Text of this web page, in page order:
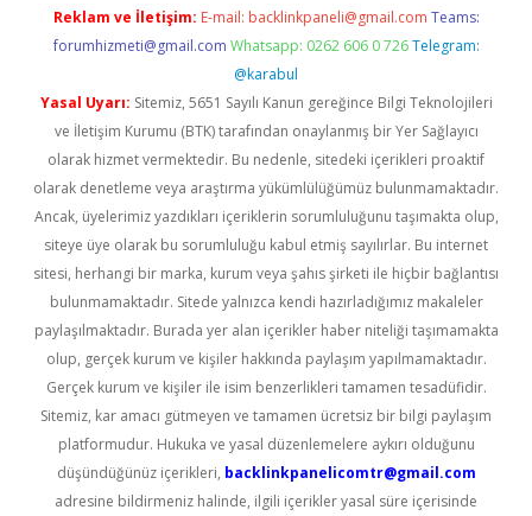
Reklam ve İletişim: E-mail: backlinkpaneli@gmail.com Teams:
forumhizmeti@gmail.com Whatsapp: 0262 606 0 726 Telegram:
@karabul
Yasal Uyarı: Sitemiz, 5651 Sayılı Kanun gereğince Bilgi Teknolojileri
ve İletişim Kurumu (BTK) tarafından onaylanmış bir Yer Sağlayıcı
olarak hizmet vermektedir. Bu nedenle, sitedeki içerikleri proaktif
olarak denetleme veya araştırma yükümlülüğümüz bulunmamaktadır.
Ancak, üyelerimiz yazdıkları içeriklerin sorumluluğunu taşımakta olup,
siteye üye olarak bu sorumluluğu kabul etmiş sayılırlar. Bu internet
sitesi, herhangi bir marka, kurum veya şahıs şirketi ile hiçbir bağlantısı
bulunmamaktadır. Sitede yalnızca kendi hazırladığımız makaleler
paylaşılmaktadır. Burada yer alan içerikler haber niteliği taşımamakta
olup, gerçek kurum ve kişiler hakkında paylaşım yapılmamaktadır.
Gerçek kurum ve kişiler ile isim benzerlikleri tamamen tesadüfidir.
Sitemiz, kar amacı gütmeyen ve tamamen ücretsiz bir bilgi paylaşım
platformudur. Hukuka ve yasal düzenlemelere aykırı olduğunu
düşündüğünüz içerikleri, backlinkpanelicomtr@gmail.com
adresine bildirmeniz halinde, ilgili içerikler yasal süre içerisinde